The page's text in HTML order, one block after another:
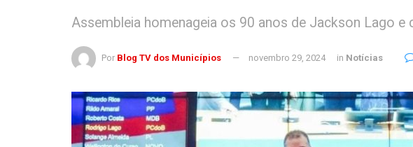
Assembleia homenageia os 90 anos de Jackson Lago
Por Blog TV dos Municípios novembro 29, 2024 in Notícias